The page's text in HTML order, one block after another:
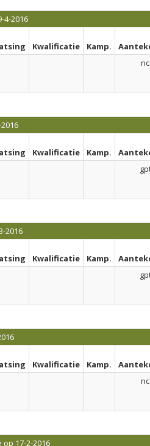
2016
Kwalificatie Kamp.
nc
Kwalificatie Kamp.
2016
Kwalificatie Kamp.
Kwalificatie Kamp.
nc
17-2-2016